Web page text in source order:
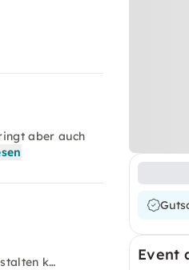
Event
aber auch
k…